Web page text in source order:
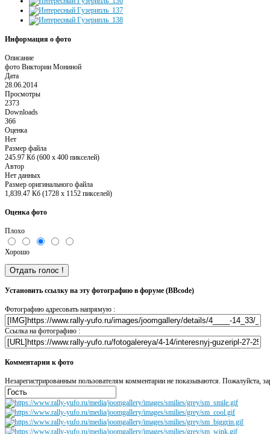
Информация о фото
Описание
фото Виктории Мониной
Дата
28.06.2014
Просмотры
2373
Downloads
366
Оценка
Нет
Размер файла
245.97 Кб (600 x 400 пикселей)
Автор
Нет данных
Размер оригинального файла
1,839.47 Кб (1728 x 1152 пикселей)
Оценка фото
Плохо
Хорошо
Установить ссылку на эту фотографию в форуме (BBcode)
Фотографию адресовать напрямую :
Ссылка на фотографию :
Комментарии к фото
Незарегистрированным пользователям комментарии не показываются. Пожалуйста,